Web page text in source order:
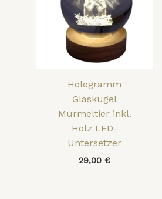
Hologramm
Glaskugel
Murmeltier inkl.
Holz LED-
Untersetzer
29,00€